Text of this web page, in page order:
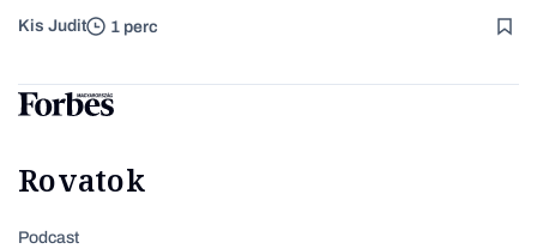
Kis Judit 1 perc
Rovatok
Podcast